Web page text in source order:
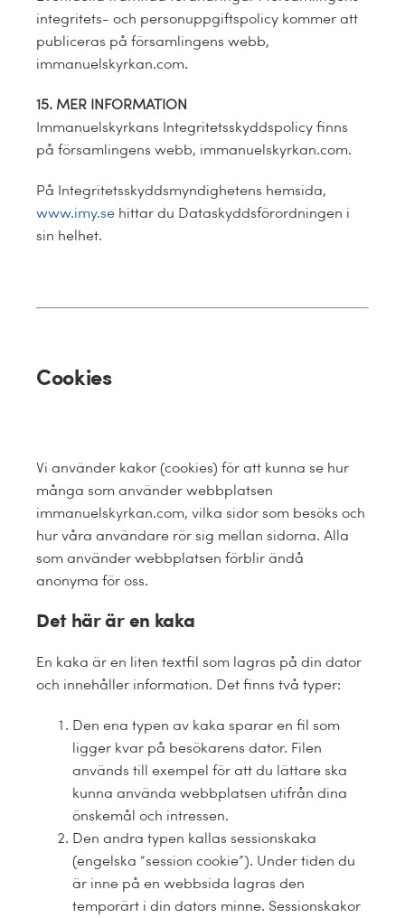
integritets- och personuppgiftspolicy kommer att
publiceras på församlingens webb,
immanuelskyrkan.com.
15. MER INFORMATION
Immanuelskyrkans Integritetsskyddspolicy finns
på församlingens webb, immanuelskyrkan.com.
På Integritetsskyddsmyndighetens hemsida,
www.imy.sehittar du Dataskyddsförordningen i
sin helhet.
Cookies
Vi använder kakor (cookies) för att kunna se hur
många som använder webbplatsen
immanuelskyrkan.com, vilka sidor som besöks och
hur våra användare rör sig mellan sidorna. Alla
som använder webbplatsen förblir ändå
anonyma för oss.
Det här är en kaka
En kaka är en liten textfil som lagras på din dator
och innehåller information. Det finns två typer:
Den ena typen av kaka sparar en fil som
ligger kvar på besökarens dator. Filen
används till exempel för att du lättare ska
kunna använda webbplatsen utifrån dina
önskemål och intressen.
Den andra typen kallas sessionskaka
(engelska “session cookie”). Under tiden du
är inne på en webbsida lagras den
temporärt i din dators minne. Sessionskakor